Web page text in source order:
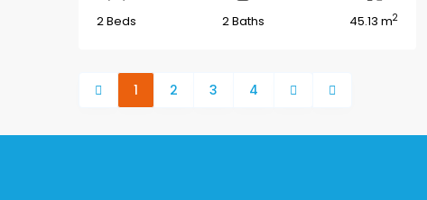
2 Beds 2 Baths 45.13 m2
1 2 3 4